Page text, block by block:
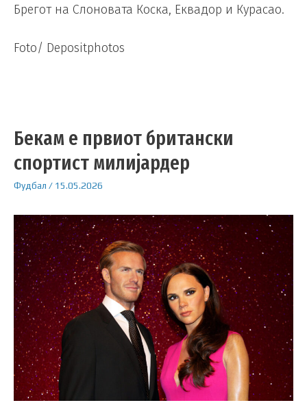
Брегот на Слоновата Коска, Еквадор и Курасао.
Foto/ Depositphotos
Бекам е првиот британски
спортист милијардер
Фудбал / 15.05.2026